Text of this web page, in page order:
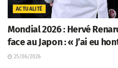
ACTUALITÉ
Mondial 2026 : Hervé
face au Japon : « J’ai eu
25/06/2026